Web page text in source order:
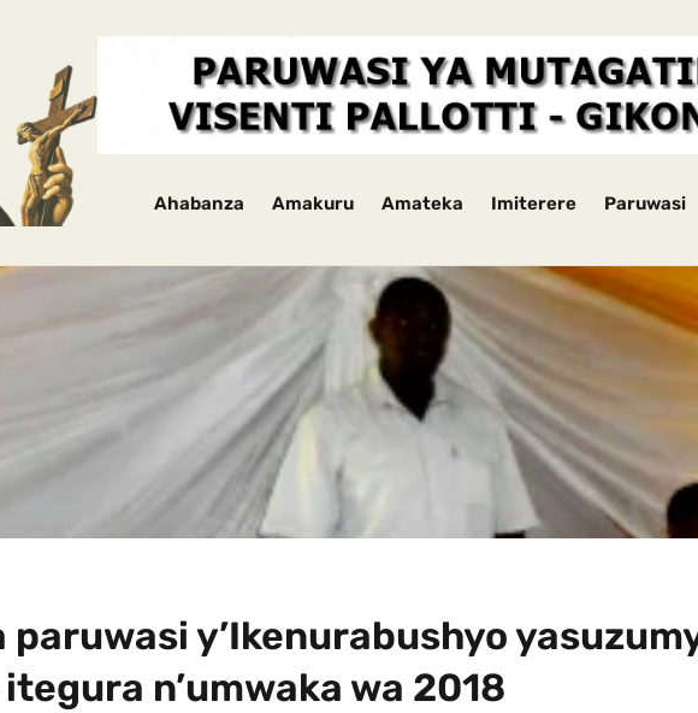
Ahabanza Amakuru Amateka Imiterere Paruwasi
paruwasi y’Ikenurabushyo
n’umwaka wa 2018